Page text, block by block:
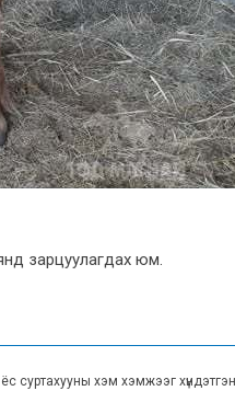
зарцуулагдах юм.
суртахууны хэм хэмжээг